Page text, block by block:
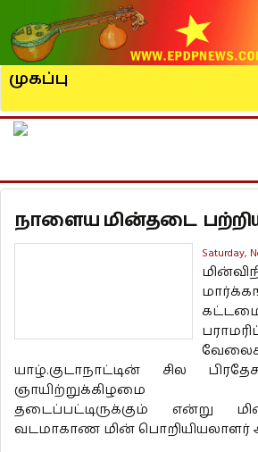
முகப்பு
நாளைய மின்தடை
Saturday,
யாழ்.குடாநாட்டின் சில
ஞாயிற்றுக்கிழமை
தடைப்பட்டிருக்கும் என்று
வடமாகாண மின் பொறியியலாளர்